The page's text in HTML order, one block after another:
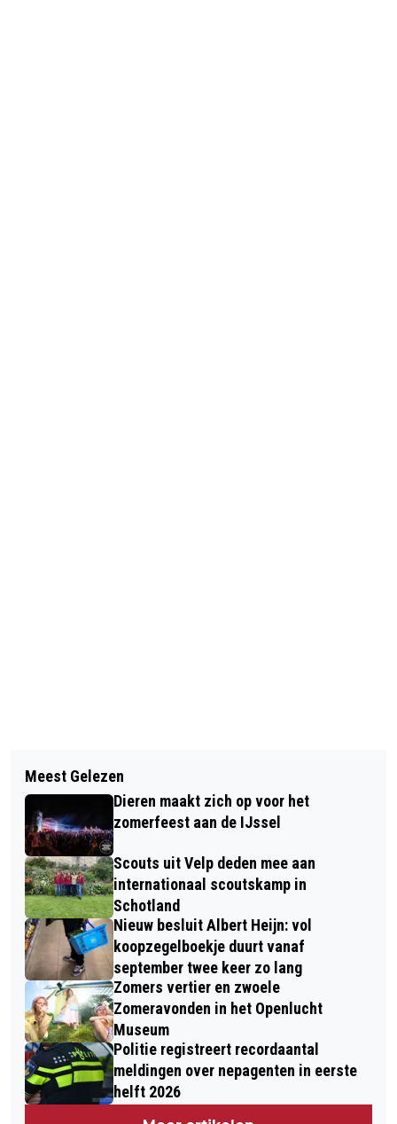
THEMABIJEENKOMST VOOR SPORT-
EN CULTUURAANBIEDERS IN RHEDEN
EN ROZENDAAL
TIPS VOOR VOORDELIG REIZEN MET
DE (KLEIN)KINDEREN: ONTDEK HET
GEMAK VAN HET OPENBAAR
VERVOER
Meest Gelezen
Dieren maakt zich op voor het
zomerfeest aan de IJssel
Scouts uit Velp deden mee aan
internationaal scoutskamp in
Schotland
Nieuw besluit Albert Heijn: vol
koopzegelboekje duurt vanaf
september twee keer zo lang
Zomers vertier en zwoele
Zomeravonden in het Openlucht
Museum
Politie registreert recordaantal
meldingen over nepagenten in eerste
helft 2026